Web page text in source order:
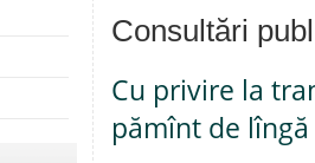
Consultări
Cu privire la
pămînt de